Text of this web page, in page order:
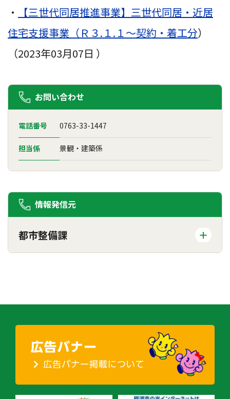
・
【三世代同居推進事業】三世代同居・近居
住宅支援事業（Ｒ３.１.１～契約・着工分）
（2023年03月07日 ）
お問い合わせ
電話番号 0763-33-1447
担当係 景観・建築係
情報発信元
都市整備課